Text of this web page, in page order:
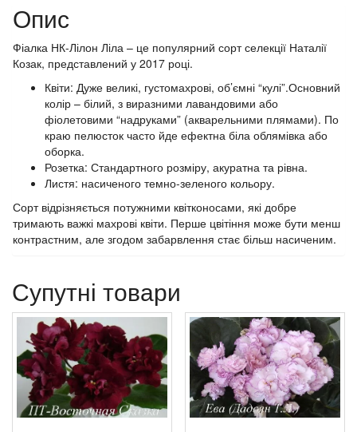
Опис
Фіалка НК-Лілон Ліла – це популярний сорт селекції Наталії
Козак, представлений у 2017 році.
Квіти: Дуже великі, густомахрові, об’ємні “кулі”.Основний
колір – білий, з виразними лавандовими або
фіолетовими “надруками” (акварельними плямами). По
краю пелюсток часто йде ефектна біла облямівка або
оборка.
Розетка: Стандартного розміру, акуратна та рівна.
Листя: насиченого темно-зеленого кольору.
Сорт відрізняється потужними квітконосами, які добре
тримають важкі махрові квіти. Перше цвітіння може бути менш
контрастним, але згодом забарвлення стає більш насиченим.
Супутні товари